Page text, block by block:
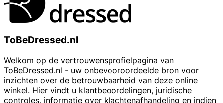
ToBeDressed.nl
Welkom op de vertrouwensprofielpagina van
ToBeDressed.nl - uw onbevooroordeelde bron voor
inzichten over de betrouwbaarheid van deze online
winkel. Hier vindt u klantbeoordelingen, juridische
controles, informatie over klachtenafhandeling en indien